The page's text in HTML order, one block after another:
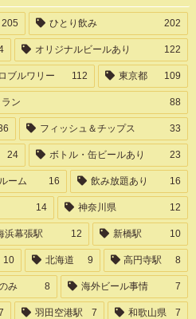
205 ひとり飲み 202
オリジナルビールあり 122
ブルワリー 112 東京都 109
ン 88
フィッシュ＆チップス 33
24 ボトル・缶ビールあり 23
ーム 16 飲み放題あり 16
14 神奈川県 12
浜幕張駅 12 新橋駅 10
10 北海道 9 高円寺駅 8
み 8 海外ビール事情 7
羽田空港駅 7 和歌山県 7